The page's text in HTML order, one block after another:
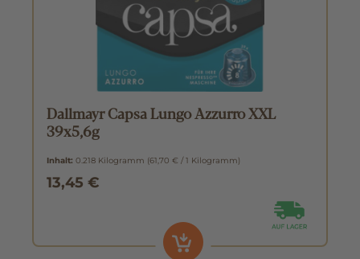
Dallmayr Capsa Lungo Azzurro XXL
39x5,6g
Inhalt: 0.218 Kilogramm (61,70 € / 1 Kilogramm)
13,45 €